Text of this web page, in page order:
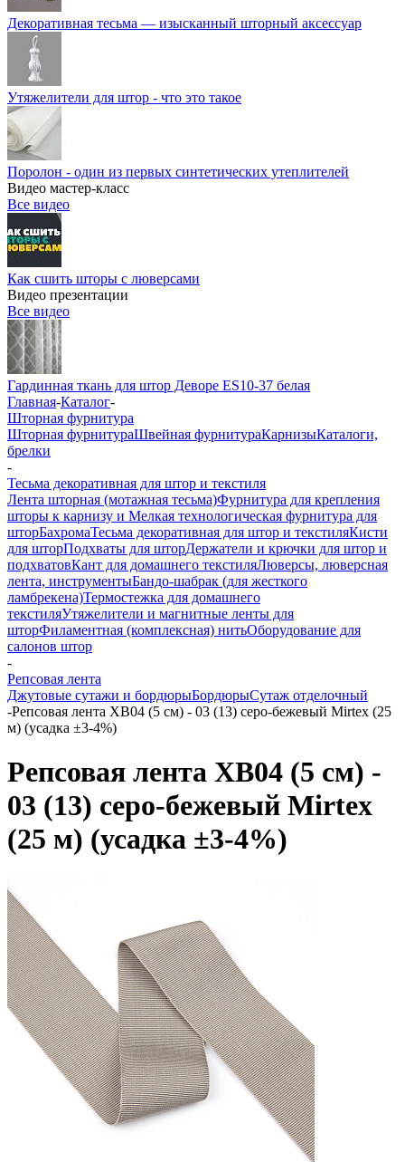
Декоративная тесьма — изысканный шторный аксессуар
Утяжелители для штор - что это такое
Поролон - один из первых синтетических утеплителей
Видео мастер-класс
Все видео
Как сшить шторы с люверсами
Видео презентации
Все видео
Гардинная ткань для штор Деворе ES10-37 белая
Главная-Каталог-
Шторная фурнитура
Шторная фурнитураШвейная фурнитураКарнизыКаталоги,
брелки
-
Тесьма декоративная для штор и текстиля
Лента шторная (мотажная тесьма)Фурнитура для крепления
шторы к карнизу и Мелкая технологическая фурнитура для
шторБахромаТесьма декоративная для штор и текстиляКисти
для шторПодхваты для шторДержатели и крючки для штор и
подхватовКант для домашнего текстиляЛюверсы, люверсная
лента, инструментыБандо-шабрак (для жесткого
ламбрекена)Термостежка для домашнего
текстиляУтяжелители и магнитные ленты для
шторФиламентная (комплексная) нитьОборудование для
салонов штор
-
Репсовая лента
Джутовые сутажи и бордюрыБордюрыСутаж отделочный
-Репсовая лента XB04 (5 см) - 03 (13) серо-бежевый Mirtex (25
м) (усадка ±3-4%)
Репсовая лента XB04 (5 см) -
03 (13) серо-бежевый Mirtex
(25 м) (усадка ±3-4%)